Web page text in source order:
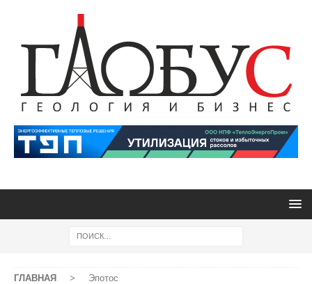
ГЛАВНАЯ > Эпотос